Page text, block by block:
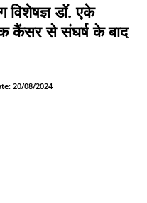
डॉ. एके
कैंसर से संघर्ष के बाद
20/08/2024